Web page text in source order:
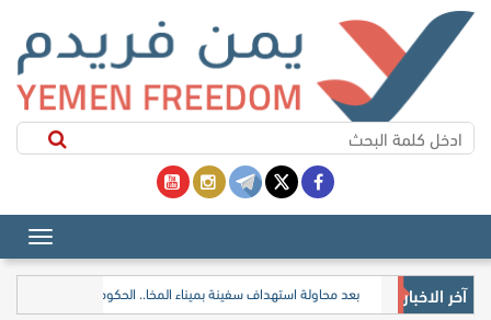
آخر الاخبار بعد محاولة استهداف سفينة بميناء المخا.. الحكومة تدعو المجتمع